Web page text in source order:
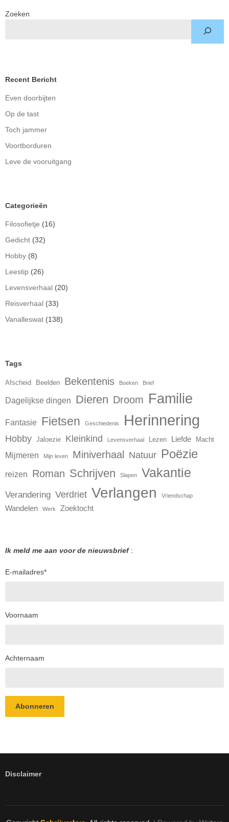
Zoeken
Recent Bericht
Even doorbijten
Op de tast
Toch jammer
Voortborduren
Leve de vooruitgang
Categorieën
Filosofietje (16)
Gedicht (32)
Hobby (8)
Leestip (26)
Levensverhaal (20)
Reisverhaal (33)
Vanalleswat (138)
Tags
Afscheid Beelden Bekentenis Boeken Brief
Dagelijkse dingen Dieren Droom Familie
Fantasie Fietsen Geschiedenis Herinnering
Hobby Jaloezie Kleinkind Levensverhaal Lezen Liefde Macht
Mijmeren Mijn leven Miniverhaal Natuur Poëzie
reizen Roman Schrijven Slapen Vakantie
Verandering Verdriet Verlangen Vriendschap
Wandelen Werk Zoektocht
Ik meld me aan voor de nieuwsbrief:
E-mailadres*
Voornaam
Achternaam
Abonneren
Disclaimer